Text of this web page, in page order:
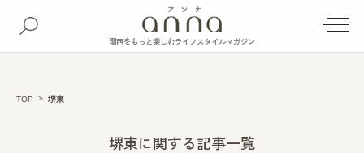
関西をもっと楽しむライフスタイルマガジン
TOP 堺東
堺東に関する記事一覧